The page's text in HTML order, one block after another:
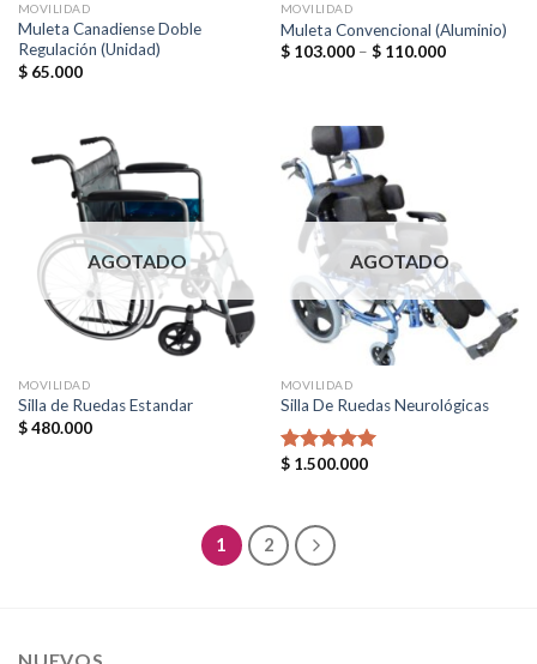
MOVILIDAD
Muleta Canadiense Doble
Regulación (Unidad)
$65.000
MOVILIDAD
Muleta Convencional (Aluminio)
$103.000– $110.000
AGOTADO
MOVILIDAD
Silla de Ruedas Estandar
$480.000
AGOTADO
MOVILIDAD
Silla De Ruedas Neurológicas
Valorado en
$1.500.000
1 2